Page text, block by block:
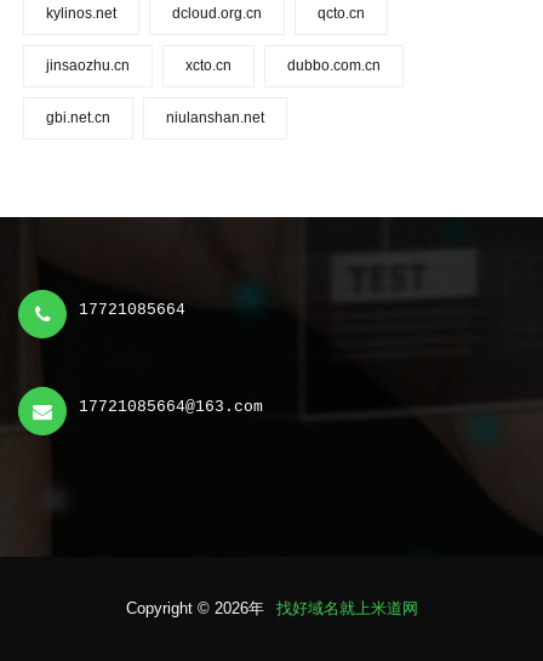
kylinos.net dcloud.org.cn qcto.cn
jinsaozhu.cn xcto.cn dubbo.com.cn
gbi.net.cn niulanshan.net
17721085664
17721085664@163.com
Copyright © 2026年 找好域名就上米道网